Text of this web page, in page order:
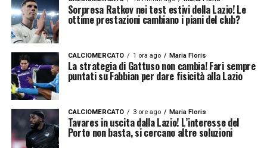
Gli emiliani sondano possibili alternative in
panchina, preparandosi concretamente a un
eventuale distacco daCarlos Cuesta. La
corsa per la firma si preannuncia
estremamente intensa. Resta da capire se i
laziali anticiperanno la forte concorrenza,
formulando tempestivamente la proposta
Sorpresa Ratkov nei test estivi della Lazio! Le
ottime prestazioni cambiano i piani del club?
CALCIOMERCATO 1 ora ago Maria Floris
La strategia di Gattuso non cambia! Fari sempre
puntati su Fabbian per dare fisicità alla Lazio
CALCIOMERCATO 3 ore ago Maria Floris
Tavares in uscita dalla Lazio! L’interesse del
Porto non basta, si cercano altre soluzioni